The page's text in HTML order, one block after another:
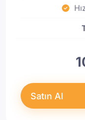
Satın Al